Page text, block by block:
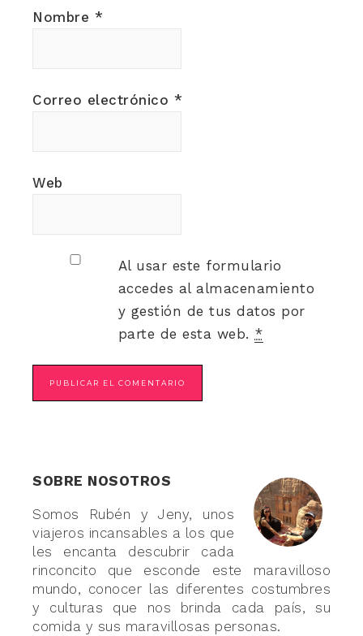
Nombre *
Correo electrónico *
Web
Al usar este formulario
accedes al almacenamiento
y gestión de tus datos por
parte de esta web. *
SOBRE NOSOTROS
Somos Rubén y Jeny, unos
viajeros incansables a los que
les encanta descubrir cada
rinconcito que esconde este maravilloso
mundo, conocer las diferentes costumbres
y culturas que nos brinda cada país, su
comida y sus maravillosas personas.